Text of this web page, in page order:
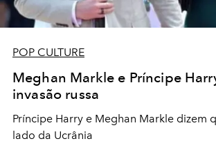
POP CULTURE
Meghan Markle e Príncipe
invasão russa
Príncipe Harry e Meghan Markle dizem
lado da Ucrânia